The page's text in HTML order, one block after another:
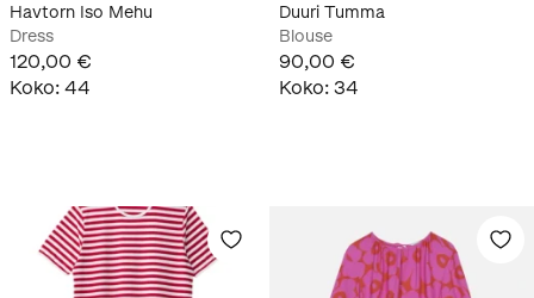
Havtorn Iso Mehu
Dress
120,00 €
Koko: 44
Duuri Tumma
Blouse
90,00 €
Koko: 34